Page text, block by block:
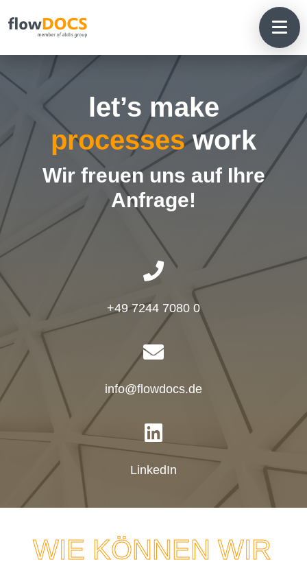
HOME
SOLUTIONS
ABOUT
KUNDEN
let’s make
processeswork
Wir freuen uns auf Ihre
Anfrage!

+49 7244 7080 0

info@flowdocs.de

LinkedIn
WIE KÖNNEN WIR